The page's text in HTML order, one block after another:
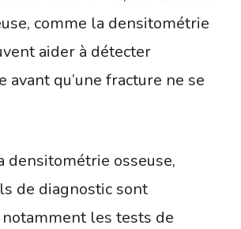
comme la densitométrie
aider à détecter
avant qu’une fracture ne se
densitométrie osseuse,
de diagnostic sont
les tests de